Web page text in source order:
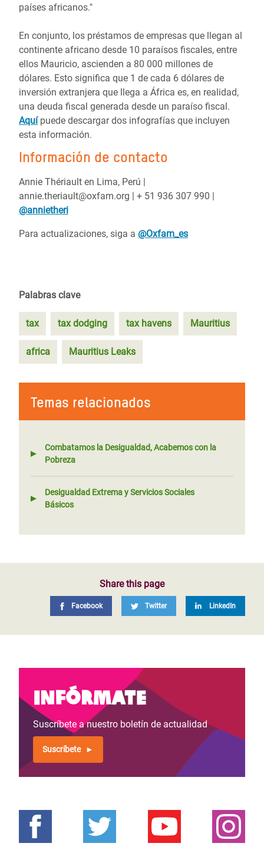
países africanos."
En conjunto, los préstamos de empresas que llegan al
continente africano desde 10 paraísos fiscales, entre
ellos Mauricio, ascienden a 80 000 millones de
dólares. Esto significa que 1 de cada 6 dólares de
inversión extranjera que llega a África es, en realidad,
una deuda fiscal generada desde un paraíso fiscal.
Aquípuede descargar dos infografías que incluyen
esta información.
Información de contacto
Annie Thériault en Lima, Perú |
annie.theriault@oxfam.org | + 51 936 307 990 |
@annietheri
Para actualizaciones, siga a @Oxfam_es
Palabras clave
tax tax dodging tax havens Mauritius
africa Mauritius Leaks
Temas relacionados
Combatamos la Desigualdad, Acabemos con la
Pobreza
Desigualdad Extrema y Servicios Sociales
Básicos
Share this page
Facebook Twitter LinkedIn
Infórmate
Suscríbete a nuestro boletín de actualidad
Suscríbete